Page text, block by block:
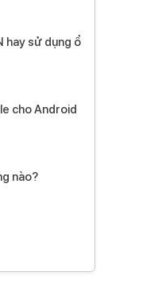
hay sử dụng ổ
cho Android
nào?